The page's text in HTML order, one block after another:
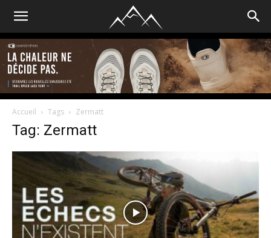
Accueil Tags Zermatt
Tag: Zermatt